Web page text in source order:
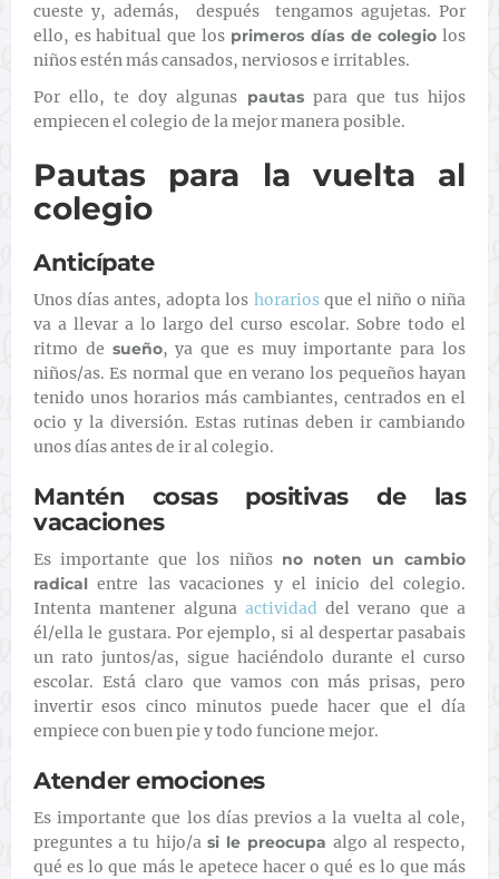
cueste y, además, después tengamos agujetas. Por
ello, es habitual que losprimeros días de colegio los
niños estén más cansados, nerviosos e irritables.
Por ello, te doy algunas pautaspara que tus hijos
empiecen el colegio de la mejor manera posible.
Pautas para la vuelta al
colegio
Anticípate
Unos días antes, adopta los horariosque el niño o niña
va a llevar a lo largo del curso escolar. Sobre todo el
ritmo de sueño, ya que es muy importante para los
niños/as. Es normal que en verano los pequeños hayan
tenido unos horarios más cambiantes, centrados en el
ocio y la diversión. Estas rutinas deben ir cambiando
unos días antes de ir al colegio.
Mantén cosas positivas de las
vacaciones
Es importante que los niños no noten un cambio
radical entre las vacaciones y el inicio del colegio.
Intenta mantener algunaactividad del verano que a
él/ella le gustara. Por ejemplo, si al despertar pasabais
un rato juntos/as, sigue haciéndolo durante el curso
escolar. Está claro que vamos con más prisas, pero
invertir esos cinco minutos puede hacer que el día
empiece con buen pie y todo funcione mejor.
Atender emociones
Es importante que los días previos a la vuelta al cole,
preguntes a tu hijo/a si le preocupa algo al respecto,
qué es lo que más le apetece hacer o qué es lo que más